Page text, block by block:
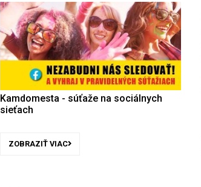
Kamdomesta - súťaže na sociálnych
sieťach
ZOBRAZIŤ VIAC